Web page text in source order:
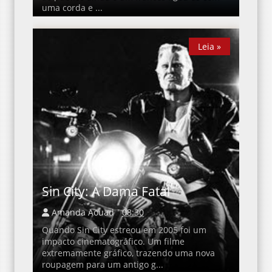
uma corda e ...
Sin City: A Dama Fatal
Amanda Aouad
08:30
Quando Sin City estreou em 2005 foi um
impacto cinematográfico. Um filme
extremamente gráfico, trazendo uma nova
roupagem para um antigo g...
Leia »
Leia »